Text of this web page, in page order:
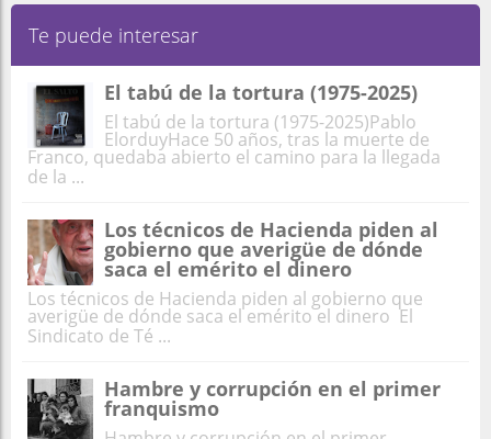
Te puede interesar
El tabú de la tortura (1975-2025)
El tabú de la tortura (1975-2025)Pablo
ElorduyHace 50 años, tras la muerte de
Franco, quedaba abierto el camino para la llegada
de la ...
Los técnicos de Hacienda piden al
gobierno que averigüe de dónde
saca el emérito el dinero
Los técnicos de Hacienda piden al gobierno que
averigüe de dónde saca el emérito el dinero El
Sindicato de Té ...
Hambre y corrupción en el primer
franquismo